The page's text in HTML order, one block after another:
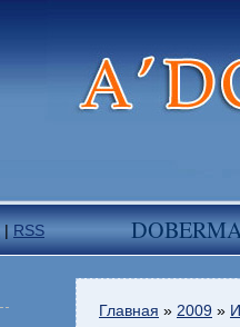
| RSS
Главная » 2009 »